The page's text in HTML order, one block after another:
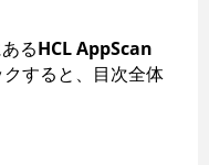
るHCL AppScan
クすると、目次全体